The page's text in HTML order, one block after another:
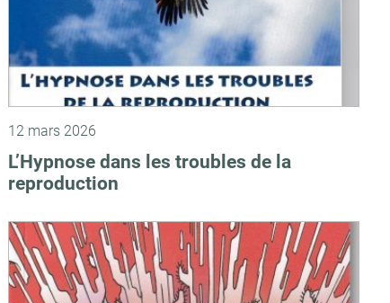
12 mars 2026
L’Hypnose dans les troubles de la
reproduction